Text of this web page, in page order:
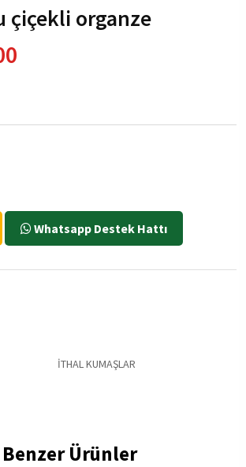
çiçekli organze
Whatsapp Destek Hattı
İTHAL KUMAŞLAR
Benzer Ürünler